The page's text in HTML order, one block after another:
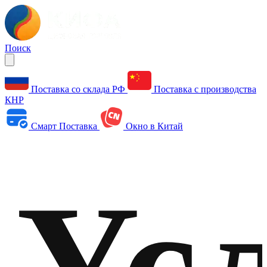
Поиск
Поставка со склада РФ
Поставка с производства
КНР
Смарт Поставка Окно в Китай